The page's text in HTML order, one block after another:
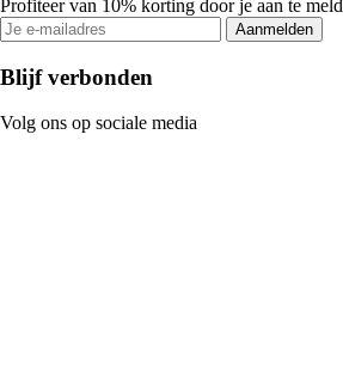
Profiteer van 10% korting door je aan te
Aanmelden
Blijf verbonden
Volg ons op sociale media